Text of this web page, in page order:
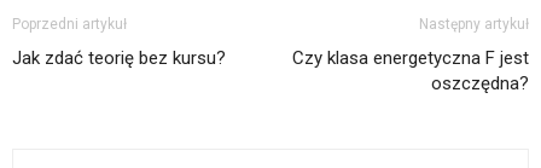
Poprzedni artykuł
Jak zdać teorię bez kursu?
Następny artykuł
Czy klasa energetyczna F jest
oszczędna?